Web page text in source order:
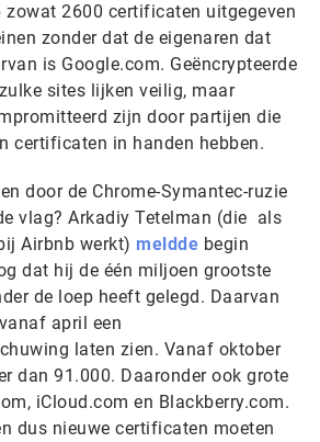
2600 certificaten uitgegeven
zonder dat de eigenaren dat
is Google.com. Geëncrypteerde
sites lijken veilig, maar
zijn door partijen die
certificaten in handen hebben.
door de Chrome-Symantec-ruzie
vlag? Arkadiy Tetelman (die als
Airbnb werkt) meldde begin
dat hij de één miljoen grootste
de loep heeft gelegd. Daarvan
april een
laten zien. Vanaf oktober
dan 91.000. Daaronder ook grote
iCloud.com en Blackberry.com.
dus nieuwe certificaten moeten